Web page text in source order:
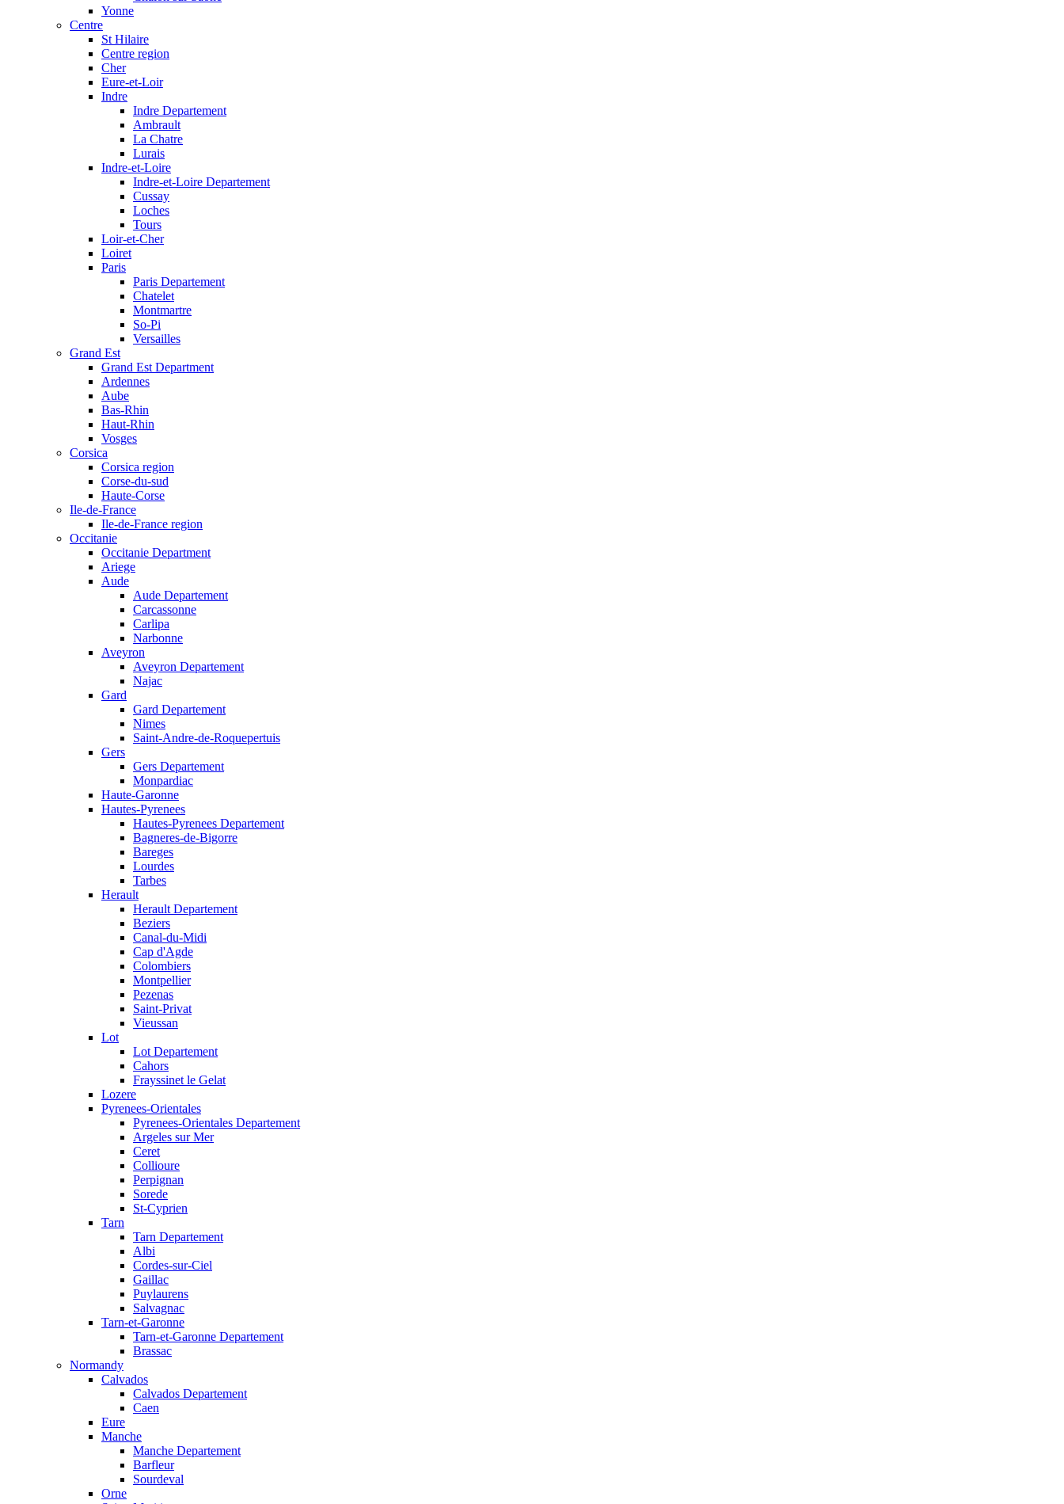
Yonne
Centre
St Hilaire
Centre region
Cher
Eure-et-Loir
Indre
Indre Departement
Ambrault
La Chatre
Lurais
Indre-et-Loire
Indre-et-Loire Departement
Cussay
Loches
Tours
Loir-et-Cher
Loiret
Paris
Paris Departement
Chatelet
Montmartre
So-Pi
Versailles
Grand Est
Grand Est Department
Ardennes
Aube
Bas-Rhin
Haut-Rhin
Vosges
Corsica
Corsica region
Corse-du-sud
Haute-Corse
Ile-de-France
Ile-de-France region
Occitanie
Occitanie Department
Ariege
Aude
Aude Departement
Carcassonne
Carlipa
Narbonne
Aveyron
Aveyron Departement
Najac
Gard
Gard Departement
Nimes
Saint-Andre-de-Roquepertuis
Gers
Gers Departement
Monpardiac
Haute-Garonne
Hautes-Pyrenees
Hautes-Pyrenees Departement
Bagneres-de-Bigorre
Bareges
Lourdes
Tarbes
Herault
Herault Departement
Beziers
Canal-du-Midi
Cap d'Agde
Colombiers
Montpellier
Pezenas
Saint-Privat
Vieussan
Lot
Lot Departement
Cahors
Frayssinet le Gelat
Lozere
Pyrenees-Orientales
Pyrenees-Orientales Departement
Argeles sur Mer
Ceret
Collioure
Perpignan
Sorede
St-Cyprien
Tarn
Tarn Departement
Albi
Cordes-sur-Ciel
Gaillac
Puylaurens
Salvagnac
Tarn-et-Garonne
Tarn-et-Garonne Departement
Brassac
Normandy
Calvados
Calvados Departement
Caen
Eure
Manche
Manche Departement
Barfleur
Sourdeval
Orne